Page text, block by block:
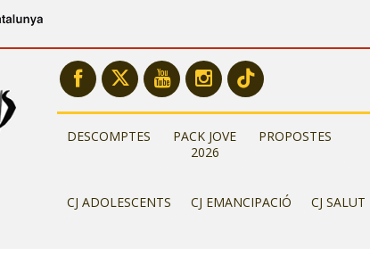
DESCOMPTES
PACK JOVE
2026
PROPOSTES
CJ ADOLESCENTS CJ EMANCIPACIÓ CJ SALUT